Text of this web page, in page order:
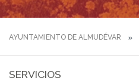
AYUNTAMIENTO DE ALMUDÉVAR
SERVICIOS